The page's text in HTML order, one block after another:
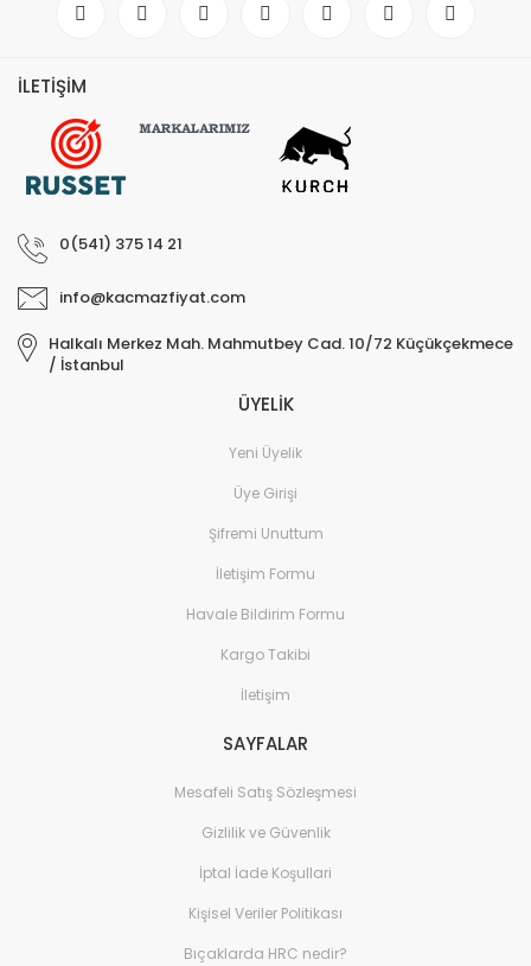
İLETİŞİM
0(541) 375 14 21
info@kacmazfiyat.com
Halkalı Merkez Mah. Mahmutbey Cad. 10/72 Küçükçekmece
/ İstanbul
ÜYELİK
Yeni Üyelik
Üye Girişi
Şifremi Unuttum
İletişim Formu
Havale Bildirim Formu
Kargo Takibi
İletişim
SAYFALAR
Mesafeli Satış Sözleşmesi
Gizlilik ve Güvenlik
İptal İade Koşullari
Kişisel Veriler Politikası
Bıçaklarda HRC nedir?